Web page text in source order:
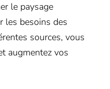
le paysage
les besoins des
sources, vous
augmentez vos